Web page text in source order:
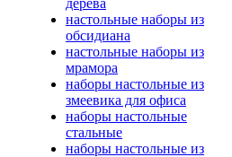
дерева
настольные наборы из
обсидиана
настольные наборы из
мрамора
наборы настольные из
змеевика для офиса
наборы настольные
стальные
наборы настольные из